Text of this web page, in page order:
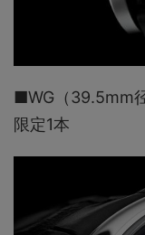
■WG（39.5mm
限定1本